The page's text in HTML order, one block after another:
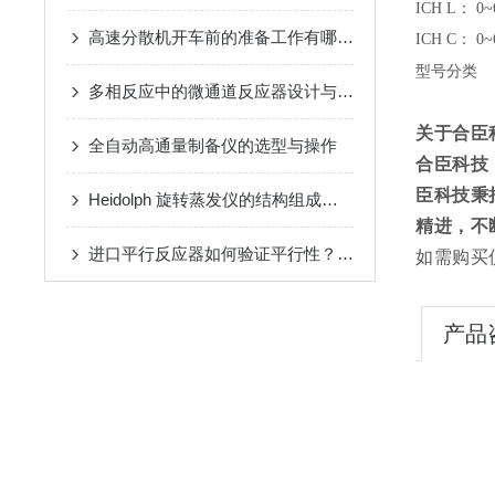
高速分散机开车前的准备工作有哪些？
多相反应中的微通道反应器设计与操作策略
全自动高通量制备仪的选型与操作
Heidolph 旋转蒸发仪的结构组成及其作用分析
进口平行反应器如何验证平行性？方法有哪些？
ICH L ：
ICH C ：
型号分类
关于合臣
合臣科技
臣科技
精进，不
如需购买
产品